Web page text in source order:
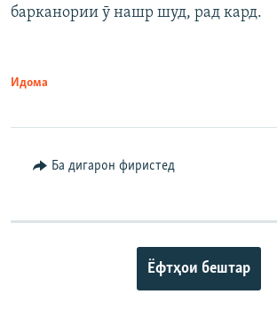
барканории ӯ нашр шуд, рад кард.
Идома
Ба дигарон фиристед
Ёфтҳои бештар